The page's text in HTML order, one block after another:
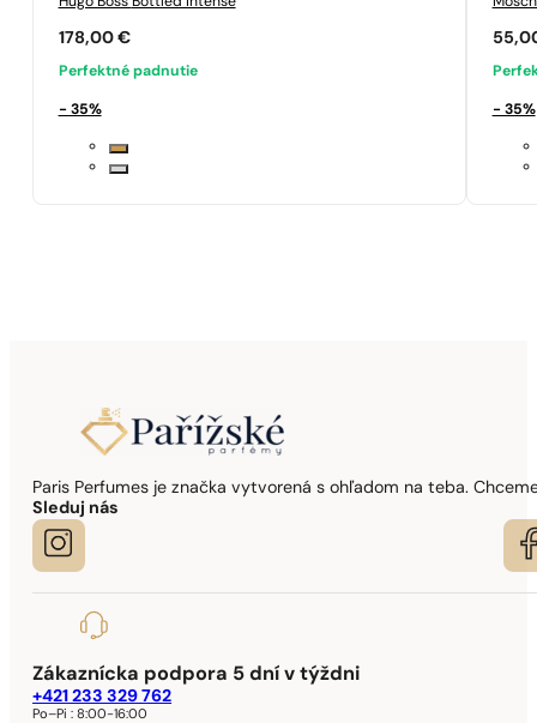
Hugo Boss Bottled Intense
178,00 €
Perfektné padnutie
- 35% - 35%
Paris Perfumes je značka vytvorená s ohľadom na teba.
Sleduj nás
Zákaznícka podpora 5 dní v týždni
+421 233 329 762
Po–Pi :8:00-16:00